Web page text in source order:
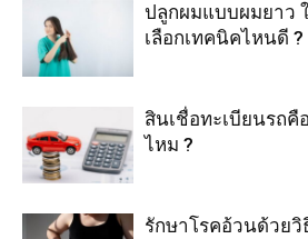
ปลูกผมแบบผมยาว
เลือกเทคนิคไหนดี ?
สินเชื่อทะเบียนรถคื
ไหม ?
รักษาโรคอ้วนด้วย